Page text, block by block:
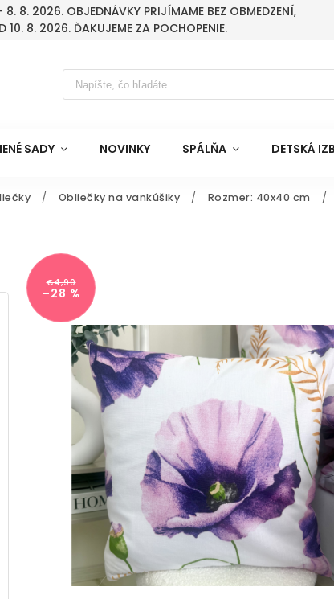
8. 2026. OBJEDNÁVKY PRIJÍMAME BEZ OBMEDZENÍ,
10. 8. 2026. ĎAKUJEME ZA POCHOPENIE.
SADY NOVINKY SPÁLŇA DETSKÁ
/ Obliečky na vankúšiky / Rozmer: 40x40 cm /
€4,90
–28 %